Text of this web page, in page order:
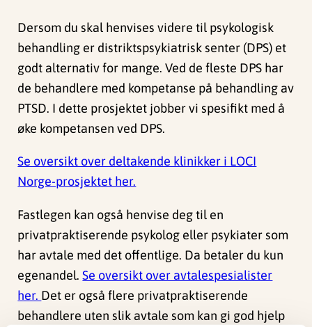
Dersom du skal henvises videre til psykologisk
behandling er distriktspsykiatrisk senter (DPS) et
godt alternativ for mange. Ved de fleste DPS har
de behandlere med kompetanse på behandling av
PTSD. I dette prosjektet jobber vi spesifikt med å
øke kompetansen ved DPS.
Se oversikt over deltakende klinikker i LOCI
Norge-prosjektet her.
Fastlegen kan også henvise deg til en
privatpraktiserende psykolog eller psykiater som
har avtale med det offentlige. Da betaler du kun
egenandel.Se oversikt over avtalespesialister
her. Det er også flere privatpraktiserende
behandlere uten slik avtale som kan gi god hjelp